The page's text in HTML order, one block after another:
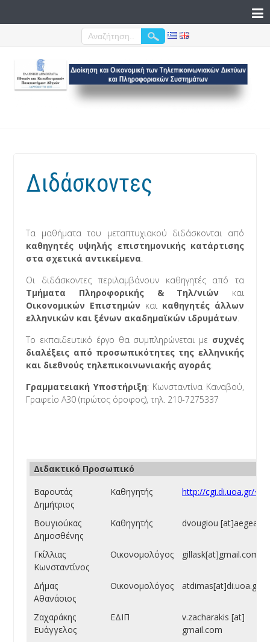
Διδάσκοντες
Τα μαθήματα του μεταπτυχιακού διδάσκονται από
καθηγητές υψηλής επιστημονικής κατάρτισης
στα σχετικά αντικείμενα.
Οι διδάσκοντες περιλαμβάνουν καθηγητές από τα
Τμήματα Πληροφορικής & Τηλ/νιών και
Οικονομικών Επιστημών και καθηγητές άλλων
ελληνικών και ξένων ακαδημαϊκών ιδρυμάτων.
Το εκπαιδευτικό έργο θα συμπληρώνεται με συχνές
διαλέξεις από προσωπικότητες της ελληνικής
και διεθνούς τηλεπικοινωνιακής αγοράς.
Γραμματειακή Υποστήριξη: Κωνσταντίνα Καναβού,
Γραφείο Α30 (πρώτος όροφος), τηλ. 210-7275337
Διδακτικό Προσωπικό
Βαρουτάς
Δημήτριος
Καθηγητής http://cgi.di.uoa.gr/
Βουγιούκας
Δημοσθένης
Καθηγητής dvougiou
Γκίλλιας
Κωνσταντίνος
Οικονομολόγος gillask[at]gmail.com
Δήμας
Αθανάσιος
Οικονομολόγος atdimas[at]di.uoa.gr
Ζαχαράκης
Ευάγγελος
ΕΔΙΠ
v.zacharakis [at]
gmail.com